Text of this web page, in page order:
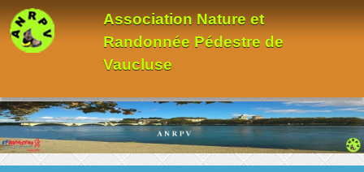
Association Nature et
Randonnée Pédestre de
Vaucluse
Panneau de gestion des cookies